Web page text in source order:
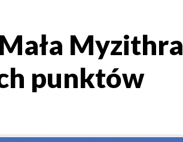
Myzithra
punktów